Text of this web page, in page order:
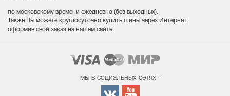
по московскому времени ежедневно (без выходных).
Также Вы можете круглосуточно купить шины через Интернет,
оформив свой заказ на нашем сайте.
мы в социальных сетях –